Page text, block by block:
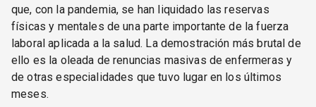
que, con la pandemia, se han liquidado las reservas
físicas y mentales de una parte importante de la fuerza
laboral aplicada a la salud. La demostración más brutal de
ello es la oleada de renuncias masivas de enfermeras y
de otras especialidades que tuvo lugar en los últimos
meses.